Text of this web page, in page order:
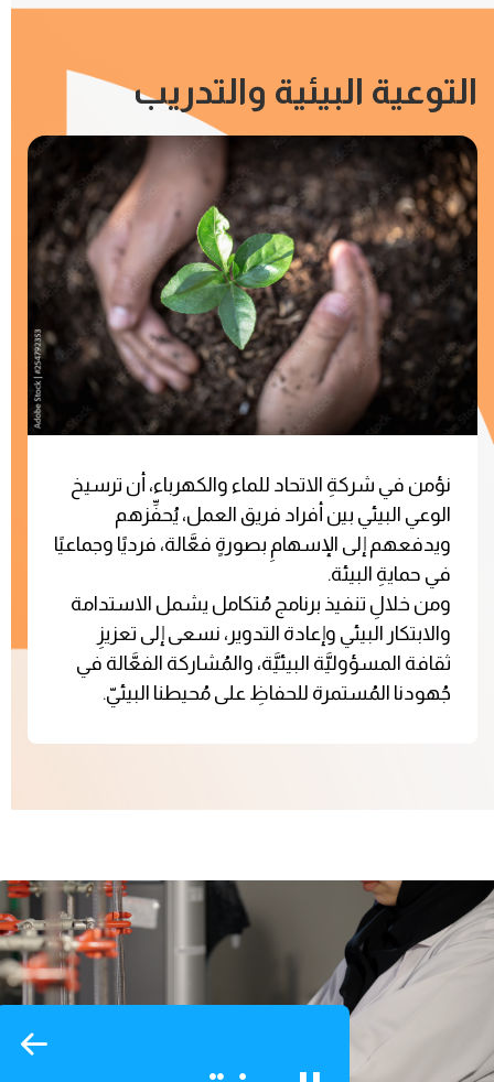
التوعية البيئية والتدريب
نؤمن في شركةِ الاتحاد للماء والكهرباء، أن ترسيخ
الوعي البيئي بين أفراد فريق العمل، يُحفِّزهم
ويدفعهم إلى الإسهامِ بصورةٍ فعَّالة، فرديًا وجماعيًا
في حمايةِ البيئة.
ومن خلالِ تنفيذ برنامج مُتكامل يشمل الاستدامة
والابتكار البيئي وإعادة التدوير، نسعى إلى تعزيزِ
ثقافة المسؤوليَّة البيئيَّة، والمُشاركة الفعَّالة في
جُهودنا المُستمرة للحفاظِ على مُحيطنا البيئيّ.